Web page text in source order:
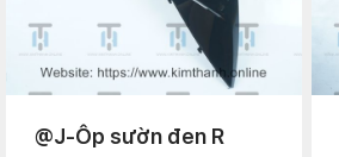
@J-Ốp sườn đen R